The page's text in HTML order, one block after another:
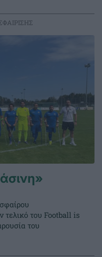
τελικό του Football is
του